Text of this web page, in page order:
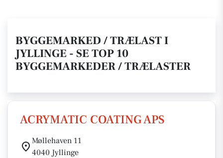
BYGGEMARKED / TRÆLAST I
JYLLINGE - SE TOP 10
BYGGEMARKEDER / TRÆLASTER
ACRYMATIC COATING APS
Møllehaven 11
4040 Jyllinge